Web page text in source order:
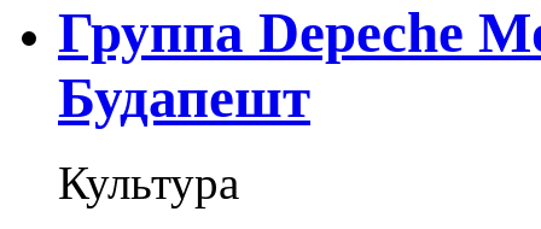
Группа Depeche
Будапешт
Культура